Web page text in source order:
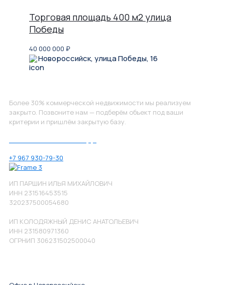
Торговая площадь 400 м2 улица
Победы
40 000 000 ₽
Новороссийск, улица Победы, 16
Более 30% коммерческой недвижимости мы реализуем
закрыто. Позвоните нам — подберём объект под ваши
критерии и пришлём закрытую базу.
+7 967 930-79-30
ИП ПАРШИН ИЛЬЯ МИХАЙЛОВИЧ
ИНН 231516453515
320237500054680
ИП КОЛОДЯЖНЫЙ ДЕНИС АНАТОЛЬЕВИЧ
ИНН 231580971360
ОГРНИП 306231502500040